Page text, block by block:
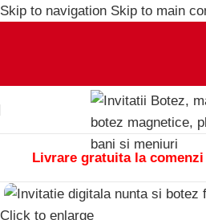
Skip to navigation Skip to main
Livrare gratuita la
Click to enlarge